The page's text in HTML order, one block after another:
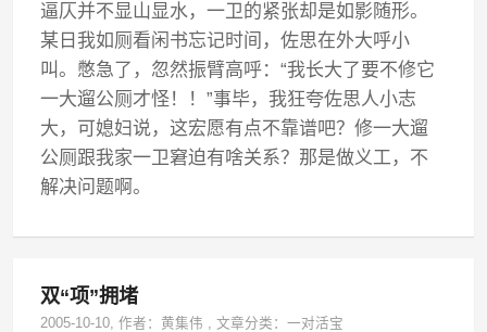
逼仄并不显山显水，一卫的紧张却是如影随形。
某日我如厕看闲书忘记时间，佐思在外大呼小
叫。憋急了，忽然振臂高呼：“我长大了要不修它
一大遛公厕才怪！！”事毕，我狂夸佐思人小志
大，可媳妇说，这宏愿有点不靠谱吧？修一大遛
公厕跟我家一卫窘迫有啥关系？那是做义工，不
解决问题啊。
双“项”拥堵
2005-10-10, 作者：黄集伟 ,文章分类：一对活宝